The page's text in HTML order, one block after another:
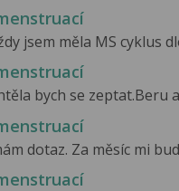
jsem měla MS cyklus
bych se zeptat.Beru
dotaz. Za měsíc mi